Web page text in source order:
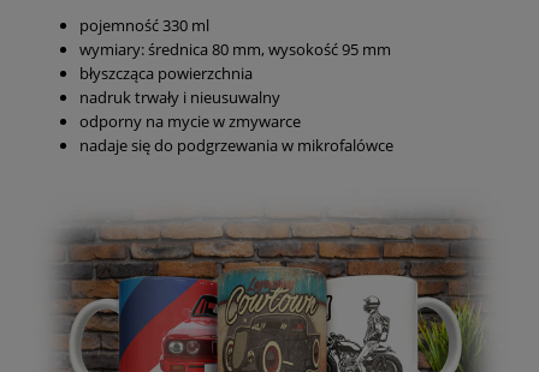
pojemność 330 ml
wymiary: średnica 80 mm, wysokość 95 mm
błyszcząca powierzchnia
nadruk trwały i nieusuwalny
odporny na mycie w zmywarce
nadaje się do podgrzewania w mikrofalówce